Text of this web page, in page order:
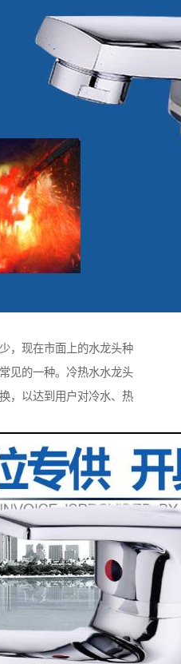
，现在市面上的水龙头种
见的一种。冷热水水龙头
，以达到用户对冷水、热